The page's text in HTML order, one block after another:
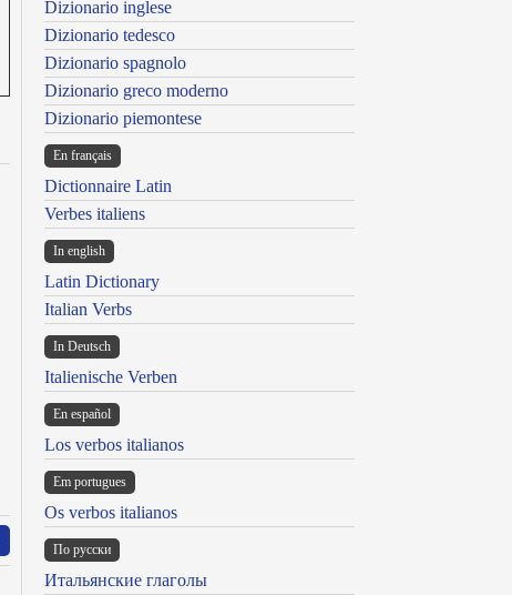
Dizionario inglese
Dizionario tedesco
Dizionario spagnolo
Dizionario greco moderno
Dizionario piemontese
En français
Dictionnaire Latin
Verbes italiens
In english
Latin Dictionary
Italian Verbs
In Deutsch
Italienische Verben
En español
Los verbos italianos
Em portugues
Os verbos italianos
По русски
Итальянские глаголы